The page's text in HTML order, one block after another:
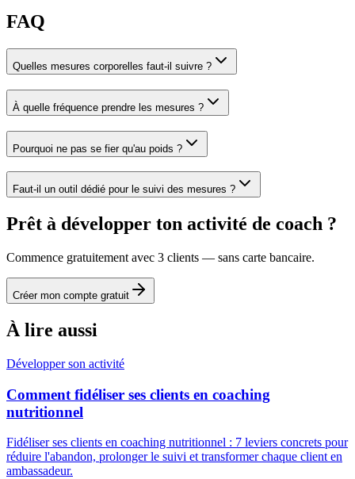
FAQ
Quelles mesures corporelles faut-il suivre ?
À quelle fréquence prendre les mesures ?
Pourquoi ne pas se fier qu'au poids ?
Faut-il un outil dédié pour le suivi des mesures ?
Prêt à développer ton activité de coach ?
Commence gratuitement avec 3 clients — sans carte bancaire.
Créer mon compte gratuit
À lire aussi
Développer son activité
Comment fidéliser ses clients en coaching
nutritionnel
Fidéliser ses clients en coaching nutritionnel : 7 leviers concrets pour
réduire l'abandon, prolonger le suivi et transformer chaque client en
ambassadeur.